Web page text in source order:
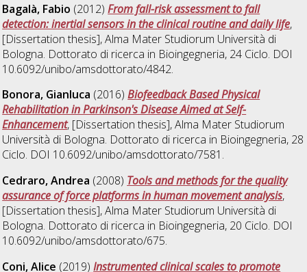
Bagalà, Fabio (2012)From fall-risk assessment to fall
detection: inertial sensors in the clinical routine and daily life,
[Dissertation thesis], Alma Mater Studiorum Università di
Bologna. Dottorato di ricerca in Bioingegneria, 24 Ciclo. DOI
10.6092/unibo/amsdottorato/4842.
Bonora, Gianluca (2016)Biofeedback Based Physical
Rehabilitation in Parkinson's Disease Aimed at Self-
Enhancement, [Dissertation thesis], Alma Mater Studiorum
Università di Bologna. Dottorato di ricerca in Bioingegneria, 28
Ciclo. DOI 10.6092/unibo/amsdottorato/7581.
Cedraro, Andrea (2008) Tools and methods for the quality
assurance of force platforms in human movement analysis,
[Dissertation thesis], Alma Mater Studiorum Università di
Bologna. Dottorato di ricerca in Bioingegneria, 20 Ciclo. DOI
10.6092/unibo/amsdottorato/675.
Coni, Alice (2019)Instrumented clinical scales to promote